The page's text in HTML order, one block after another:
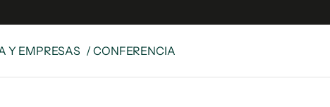
Y EMPRESAS / CONFERENCIA